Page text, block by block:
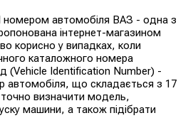
номером автомобіля ВАЗ - одна з
інтернет-магазином
корисно у випадках, коли
каталожного номера
(Vehicle Identification Number) -
автомобіля, що складається з 17
визначити модель,
машини, а також підібрати